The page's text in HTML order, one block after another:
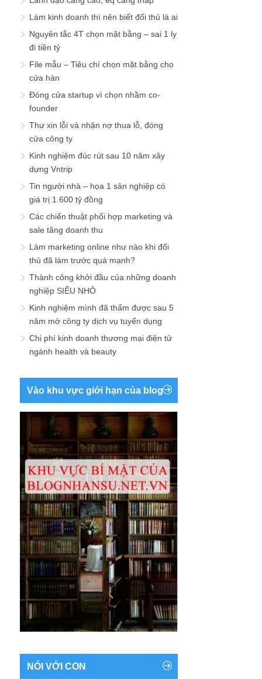
Làm kinh doanh thì nên biết đối thủ là ai
Nguyên tắc 4T chọn mặt bằng – sai 1 ly
đi tiền tỷ
File mẫu – Tiêu chí chọn mặt bằng cho
cửa hàn
Đóng cửa startup vì chọn nhầm co-
founder
Thư xin lỗi và nhận nợ thua lỗ, đóng
cửa công ty
Kinh nghiệm đúc rút sau 10 năm xây
dựng Vntrip
Tin người nhà – họa 1 sản nghiệp có
giá trị 1.600 tỷ đồng
Các chiến thuật phối hợp marketing và
sale tăng doanh thu
Làm marketing online như nào khi đối
thủ đã làm trước quá mạnh?
Thành công khởi đầu của những doanh
nghiệp SIÊU NHỎ
Kinh nghiệm mình đã thấm được sau 5
năm mở công ty dịch vụ tuyển dụng
Chi phí kinh doanh thương mại điện tử
ngành health và beauty
Vào khu vực giới hạn của blog
NÓI VỚI CON